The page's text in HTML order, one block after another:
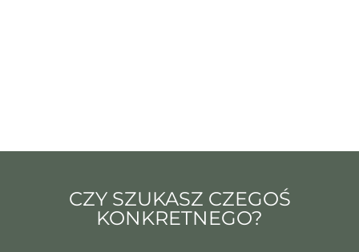
CZY SZUKASZ CZEGOŚ
KONKRETNEGO?